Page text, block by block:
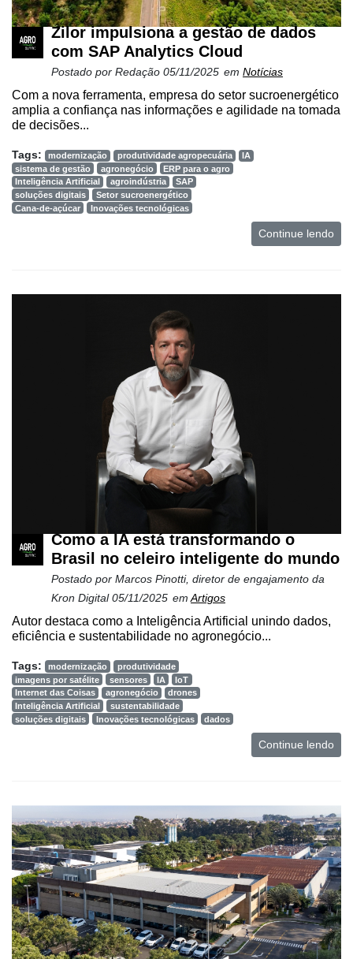
Cadastre-
Zilor impulsiona a gestão de dados
com SAP Analytics Cloud
Postado por Redação 05/11/2025 em Notícias
Com a nova ferramenta, empresa do setor sucroenergético
amplia a confiança nas informações e agilidade na tomada
de decisões...
Tags: modernização produtividade agropecuária
IA
sistema de gestão
agronegócio
ERP para o agro
Inteligência Artificial
agroindústria
SAP
soluções digitais
Setor sucroenergético
Cana-de-açúcar
Inovações tecnológicas
Continue lendo
Como a IA está transformando o
Brasil no celeiro inteligente do mundo
Postado por Marcos Pinotti, diretor de engajamento da
Kron Digital05/11/2025 em Artigos
Autor destaca como a Inteligência Artificial unindo dados,
eficiência e sustentabilidade no agronegócio...
Tags: modernização
produtividade
imagens por satélite
sensores IA
IoT
Internet das Coisas
agronegócio
drones
Inteligência Artificial
sustentabilidade
soluções digitais
Inovações tecnológicas dados
Continue lendo